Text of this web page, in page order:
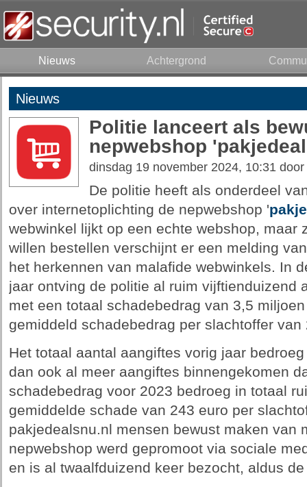
Nieuws Achtergrond
Nieuws
Politie lanceert als
nepwebshop
dinsdag 19 november 2024, 10:31 door
De politie heeft als onderdeel
over internetoplichting de nepwebshop '
webwinkel lijkt op een echte webshop, maar
willen bestellen verschijnt er een melding
het herkennen van malafide webwinkels. In
jaar ontving de politie al ruim vijftienduizend
met een totaal schadebedrag van 3,5
gemiddeld schadebedrag per slachtoffer van
Het totaal aantal aangiftes vorig jaar
dan ook al meer aangiftes binnengekomen
schadebedrag voor 2023 bedroeg in totaal
gemiddelde schade van 243 euro per
pakjedealsnu.nl mensen bewust maken van
nepwebshop werd gepromoot via sociale
en is al twaalfduizend keer bezocht, aldus